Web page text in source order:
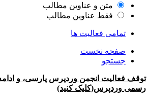
متن و عناوین مطالب
فقط عناوین مطالب
تمامی فعالیت ها
صفحه نخست
جستجو
توقف فعالیت انجمن وردپرس پارسی، و
رسمی وردپرس(کلیک کنید)